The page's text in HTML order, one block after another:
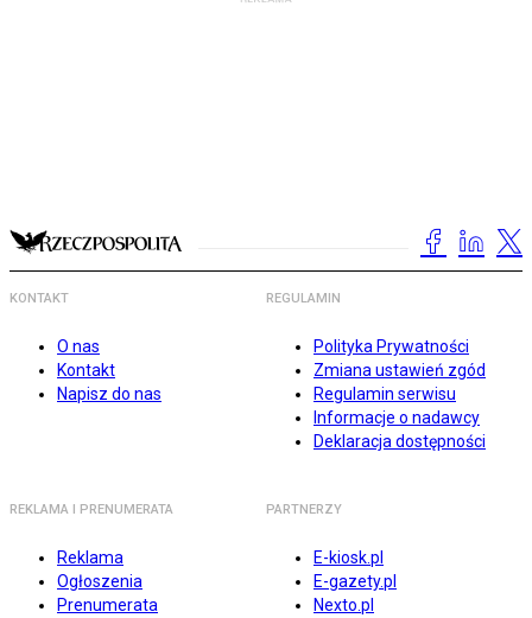
KONTAKT
O nas
Kontakt
Napisz do nas
REGULAMIN
Polityka Prywatności
Zmiana ustawień zgód
Regulamin serwisu
Informacje o nadawcy
Deklaracja dostępności
REKLAMA I PRENUMERATA
Reklama
Ogłoszenia
Prenumerata
PARTNERZY
E-kiosk.pl
E-gazety.pl
Nexto.pl